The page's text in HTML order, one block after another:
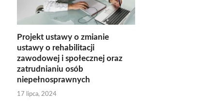
Projekt ustawy o zmianie
ustawy o rehabilitacji
zawodowej i społecznej oraz
zatrudnianiu osób
niepełnosprawnych
17 lipca, 2024